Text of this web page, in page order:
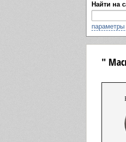
Найти на
параметры
"